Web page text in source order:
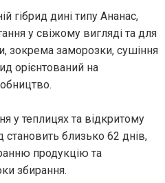
гібрид дині типу Ананас,
у свіжому вигляді та для
зокрема заморозки, сушіння
орієнтований на
у теплицях та відкритому
становить близько 62 днів,
продукцію та
збирання.